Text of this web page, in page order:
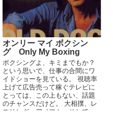
オンリー マイ ボクシン
グ Only My Boxing
ボクシングよ、キミまでもか？
という思いで、仕事の合間にワ
イドショーを見ている。 視聴率
上げて広告売って稼ぐテレビに
とっては、この上もない、話題
のチャンスだけど。 大相撲、レ
スリング、アメフト、そして、